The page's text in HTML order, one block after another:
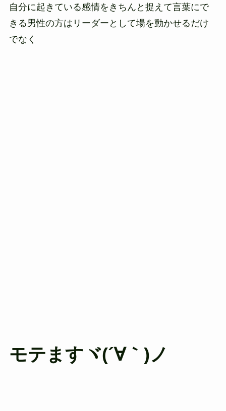
自分に起きている感情をきちんと捉えて言葉にで
きる男性の方はリーダーとして場を動かせるだけ
でなく
モテますヾ(´∀｀)ノ